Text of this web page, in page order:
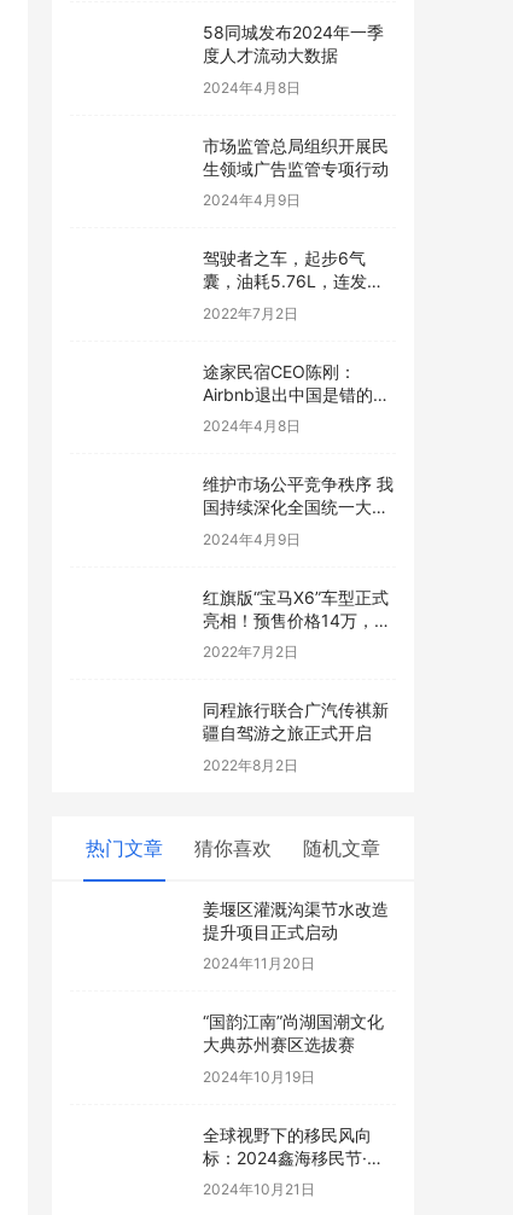
58同城发布2024年一季
度人才流动大数据
2024年4月8日
市场监管总局组织开展民
生领域广告监管专项行动
2024年4月9日
驾驶者之车，起步6气
囊，油耗5.76L，连发动
机都是顶级水平——汽车
2022年7月2日
途家民宿CEO陈刚：
Airbnb退出中国是错的，
但梦想是对的
2024年4月8日
维护市场公平竞争秩序 我
国持续深化全国统一大市
场建设
2024年4月9日
红旗版“宝马X6”车型正式
亮相！预售价格14万，跨
界轿跑SUV外观动感炫酷
2022年7月2日
同程旅行联合广汽传祺新
疆自驾游之旅正式开启
2022年8月2日
热门文章 猜你喜欢 随机文章
姜堰区灌溉沟渠节水改造
提升项目正式启动
2024年11月20日
“国韵江南”尚湖国潮文化
大典苏州赛区选拔赛
2024年10月19日
全球视野下的移民风向
标：2024鑫海移民节·南
京站圆满落幕，引领海外
生活新篇章！
2024年10月21日